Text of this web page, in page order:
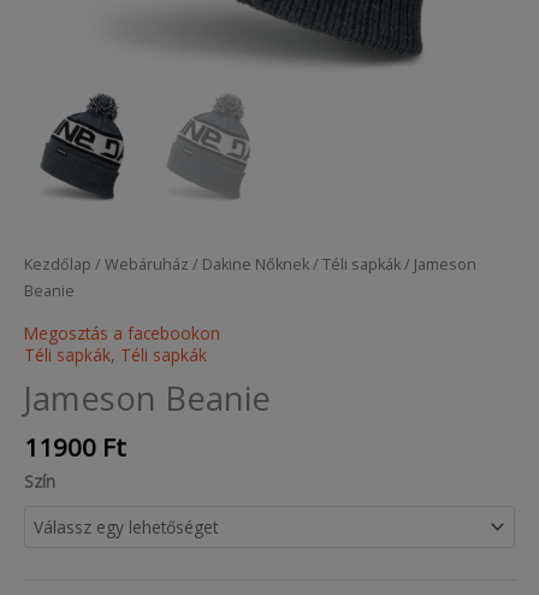
Kezdőlap / Webáruház / Dakine Nőknek/ Téli sapkák/ Jameson
Beanie
Megosztás a facebookon
Téli sapkák, Téli sapkák
Jameson Beanie
11900 Ft
Szín